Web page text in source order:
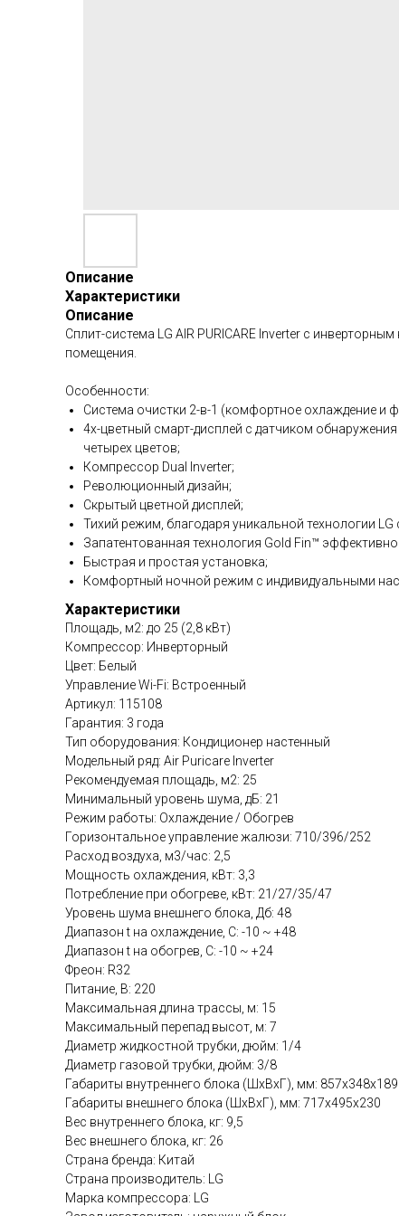
Описание
Характеристики
Описание
Сплит-система LG AIR PURICARE Inverter c
помещения.
Особенности:
Система очистки 2-в-1 (комфортное охлаждение и
4х-цветный смарт-дисплей с датчиком
четырех цветов;
Компрессор Dual Inverter;
Революционный дизайн;
Скрытый цветной дисплей;
Тихий режим, благодаря уникальной технологии
Запатентованная технология Gold Fin™
Быстрая и простая установка;
Комфортный ночной режим с индивидуальными
Характеристики
Площадь, м2: до 25 (2,8 кВт)
Компрессор: Инверторный
Цвет: Белый
Управление Wi-Fi: Встроенный
Артикул: 115108
Гарантия: 3 года
Тип оборудования: Кондиционер настенный
Модельный ряд: Air Puricare Inverter
Рекомендуемая площадь, м2: 25
Минимальный уровень шума, дБ: 21
Режим работы: Охлаждение / Обогрев
Горизонтальное управление жалюзи: 710/396/252
Расход воздуха, м3/час: 2,5
Мощность охлаждения, кВт: 3,3
Потребление при обогреве, кВт: 21/27/35/47
Уровень шума внешнего блока, Дб: 48
Диапазон t на охлаждение, C: -10 ~ +48
Диапазон t на обогрев, C: -10 ~ +24
Фреон: R32
Питание, В: 220
Максимальная длина трассы, м: 15
Максимальный перепад высот, м: 7
Диаметр жидкостной трубки, дюйм: 1/4
Диаметр газовой трубки, дюйм: 3/8
Габариты внутреннего блока (ШхВхГ), мм: 857x348x189
Габариты внешнего блока (ШхВхГ), мм: 717x495x230
Вес внутреннего блока, кг: 9,5
Вес внешнего блока, кг: 26
Страна бренда: Китай
Страна производитель: LG
Марка компрессора: LG